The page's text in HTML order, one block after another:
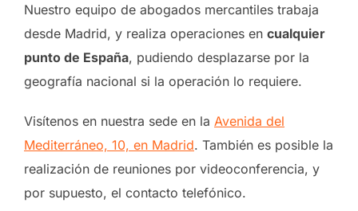
Nuestro equipo de abogados mercantiles trabaja
desde Madrid, y realiza operaciones en cualquier
punto de España, pudiendo desplazarse por la
geografía nacional si la operación lo requiere.
Visítenos en nuestra sede en la Avenida del
Mediterráneo, 10, en Madrid. También es posible la
realización de reuniones por videoconferencia, y
por supuesto, el contacto telefónico.